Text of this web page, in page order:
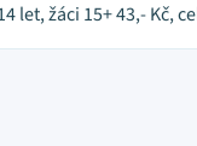
žáci 15+ 43,- Kč,